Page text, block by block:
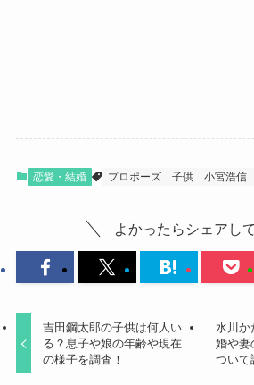
恋愛・結婚 プロポーズ 子供 小宮浩信
よかったらシェアし
吉田鋼太郎の子供は何人い
る？息子や娘の年齢や現在
の様子を調査！
水川か
婚や妻
ついて